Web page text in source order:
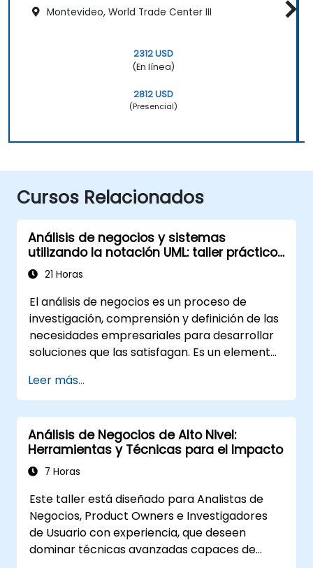
Montevideo, World Trade Center III
2312 USD
(En línea)
2812 USD
(Presencial)
Cursos Relacionados
Análisis de negocios y sistemas
utilizando la notación UML: taller práctico
para PO en metodología Scrum
21 Horas
El análisis de negocios es un proceso de
investigación, comprensión y definición de las
necesidades empresariales para desarrollar
soluciones que las satisfagan. Es un elemento
una organización y en el diseño de nuevas
soluciones de negocio. El objetivo del análisis
de negocios es garantizar que las soluciones
tecnológicas, de procesos u organizativas
cumplan con los objetivos y necesidades del
negocio. Es fundamental para asegurar la
organización, mediante la comprobación de
que las soluciones implementadas son
precisas, viables y completamente acordes
con los requisitos comerciales.
Leer más...
Análisis de Negocios de Alto Nivel:
Herramientas y Técnicas para el Impacto
7 Horas
Este taller está diseñado para Analistas de
Negocios, Product Owners e Investigadores
de Usuario con experiencia, que deseen
dominar técnicas avanzadas capaces de